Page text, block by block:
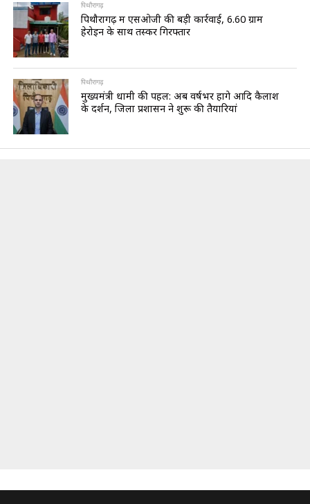
पिथौरागढ़
पिथौरागढ़ में एसओजी की बड़ी कार्रवाई, 6.60 ग्राम
हेरोइन के साथ तस्कर गिरफ्तार
पिथौरागढ़
मुख्यमंत्री धामी की पहल: अब वर्षभर होंगे आदि कैलाश
के दर्शन, जिला प्रशासन ने शुरू की तैयारियां